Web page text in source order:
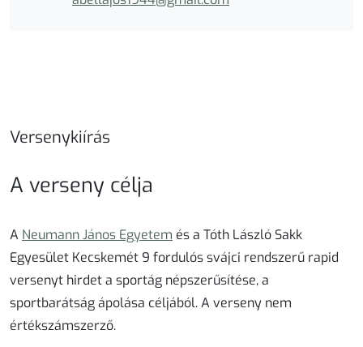
Versenykiírás
A verseny célja
A Neumann János Egyetem és a Tóth László Sakk
Egyesület Kecskemét 9 fordulóssvájci rendszerű rapid
versenyt hirdet a sportág népszerűsítése, a
sportbarátság ápolása céljából. A verseny nem
értékszámszerző.